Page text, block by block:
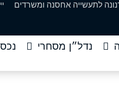
לתעשייה אחסנה ומשרדים
נדל״ן מסחרי